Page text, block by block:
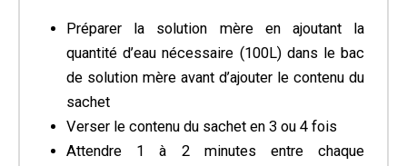
Préparer la solution mère en ajoutant la
quantité d’eau nécessaire (100L) dans le bac
de solution mère avant d’ajouter le contenu du
sachet
Verser le contenu du sachet en 3 ou 4 fois
Attendre 1 à 2 minutes entre chaque